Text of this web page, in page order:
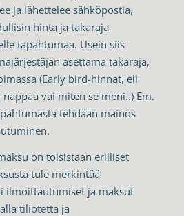
ja lähettelee sähköpostia,
hinta ja takaraja
tapahtumaa. Usein siis
asettama takaraja,
(Early bird-hinnat, eli
vai miten se meni..) Em.
tehdään mainos
on toisistaan erilliset
tule merkintää
ilmoittautumiset ja maksut
tiliotetta ja